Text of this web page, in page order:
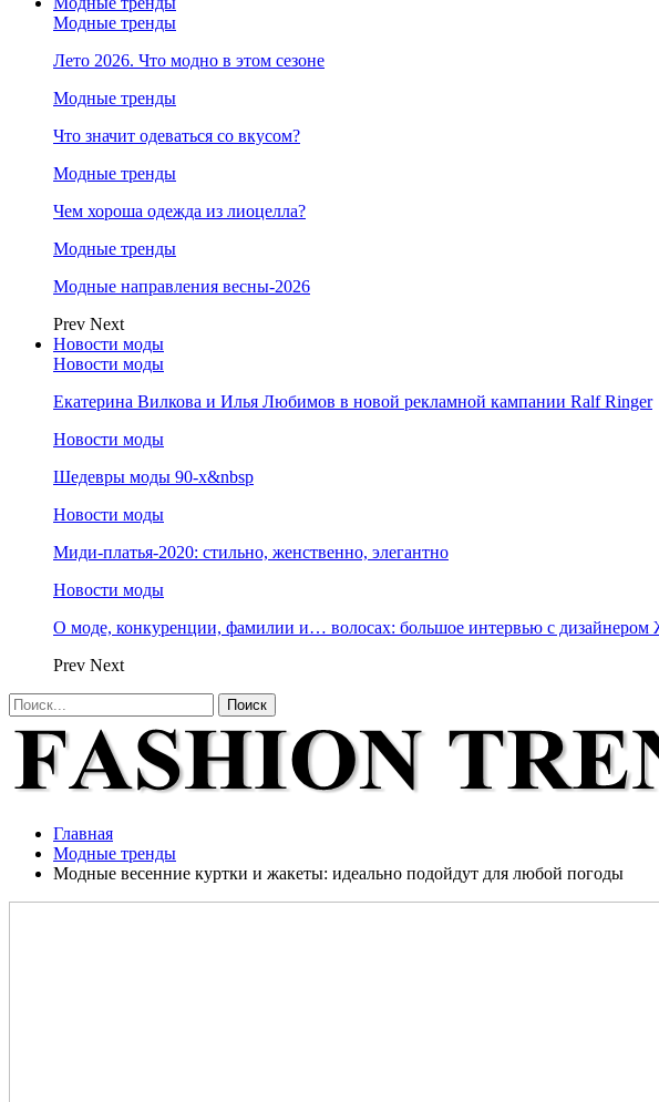
Модные тренды
Лето 2026. Что модно в этом сезоне
Модные тренды
Что значит одеваться со вкусом?
Модные тренды
Чем хороша одежда из лиоцелла?
Модные тренды
Модные направления весны-2026
Prev Next
Новости моды
Новости моды
Екатерина Вилкова и Илья Любимов в новой рекламной кампании Ralf Ringer
Новости моды
Шедевры моды 90-х&nbsp
Новости моды
Миди-платья-2020: стильно, женственно, элегантно
Новости моды
О моде, конкуренции, фамилии и… волосах: большое интервью с
Prev Next
Главная
Модные тренды
Модные весенние куртки и жакеты: идеально подойдут для любой погоды